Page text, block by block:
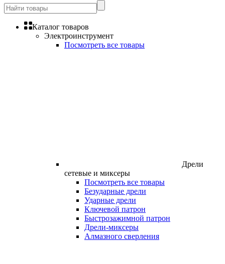
Каталог товаров
Электроинструмент
Посмотреть все товары
Дрели
сетевые и миксеры
Посмотреть все товары
Безударные дрели
Ударные дрели
Ключевой патрон
Быстрозажимной патрон
Дрели-миксеры
Алмазного сверления